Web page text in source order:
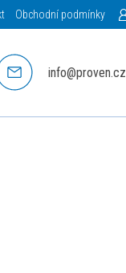
Obchodní podmínky
info@proven.cz